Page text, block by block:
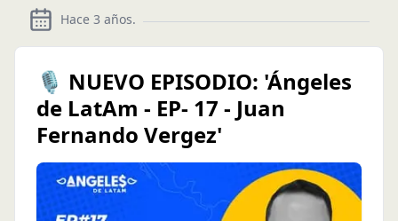
Hace 3 años.
🎙️ NUEVO EPISODIO: 'Ángeles
de LatAm - EP- 17 - Juan
Fernando Vergez'